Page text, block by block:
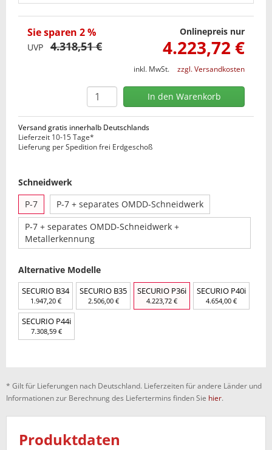
Sie sparen 2 %
UVP 4.318,51 €
Onlinepreis nur
4.223,72 €
inkl. MwSt. zzgl. Versandkosten
Versand gratis innerhalb Deutschlands
Lieferzeit 10-15 Tage*
Lieferung per Spedition frei Erdgeschoß
Schneidwerk
P-7
P-7 + separates OMDD-Schneidwerk
P-7 + separates OMDD-Schneidwerk +
Metallerkennung
Alternative Modelle
SECURIO B34
1.947,20 €
SECURIO B35
2.506,00 €
SECURIO P36i
4.223,72 €
SECURIO P40i
4.654,00 €
SECURIO P44i
7.308,59 €
* Gilt für Lieferungen nach Deutschland. Lieferzeiten für andere Länder und
Informationen zur Berechnung des Liefertermins finden Sie hier.
Produktdaten